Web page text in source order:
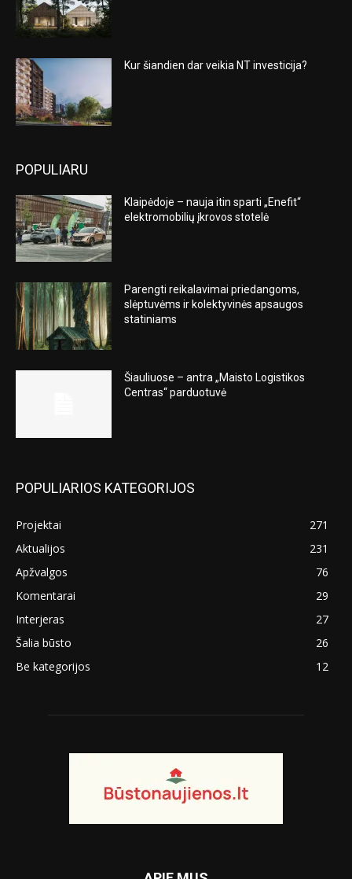
Kur šiandien dar veikia NT investicija?
POPULIARU
Klaipėdoje – nauja itin sparti „Enefit“
elektromobilių įkrovos stotelė
Parengti reikalavimai priedangoms,
slėptuvėms ir kolektyvinės apsaugos
statiniams
Šiauliuose – antra „Maisto Logistikos
Centras“ parduotuvė
POPULIARIOS KATEGORIJOS
Projektai
271
Aktualijos
231
Apžvalgos
76
Komentarai
29
Interjeras
27
Šalia būsto
26
Be kategorijos
12